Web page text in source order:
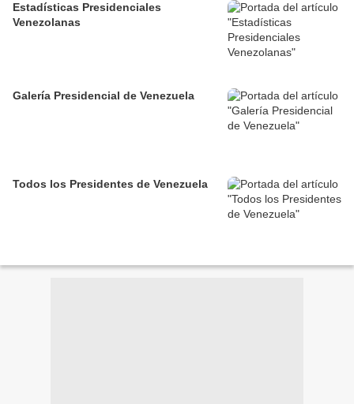
Estadísticas Presidenciales
Venezolanas
Galería Presidencial de Venezuela
Todos los Presidentes de Venezuela